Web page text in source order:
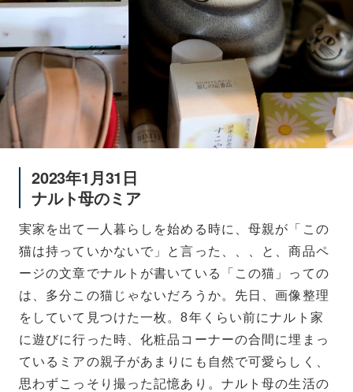
2023年1月31日
ナルト母のミア
実家を出て一人暮らしを始める時に、母親が「この
猫は持っていかないで」と言った、、、と、商品ペ
ージの文章でナルトが書いている「この猫」っての
は、多分この猫じゃないだろうか。先日、画像整理
をしていて見つけた一枚。8年くらい前にナルト家
に遊びに行った時、化粧品コーナーの合間に埋まっ
ているミアの親子があまりにも自然で可愛らしく、
思わずこっそり撮った記憶あり。ナルト母の生活の